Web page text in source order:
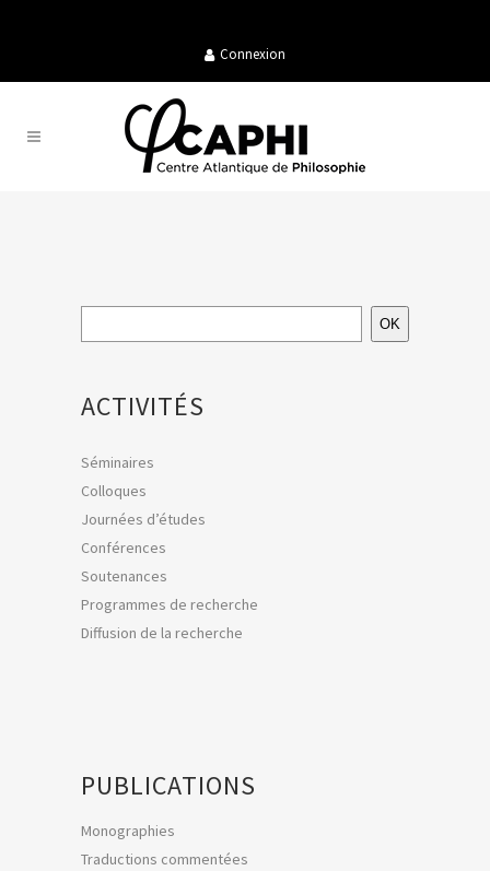
Connexion
OK
ACTIVITÉS
Séminaires
Colloques
Journées d’études
Conférences
Soutenances
Programmes de recherche
Diffusion de la recherche
PUBLICATIONS
Monographies
Traductions commentées